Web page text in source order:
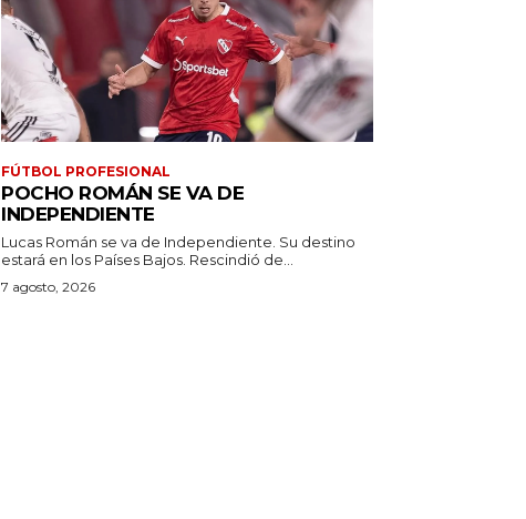
FÚTBOL PROFESIONAL
POCHO ROMÁN SE VA DE
INDEPENDIENTE
Lucas Román se va de Independiente. Su destino
estará en los Países Bajos. Rescindió de...
7 agosto, 2026